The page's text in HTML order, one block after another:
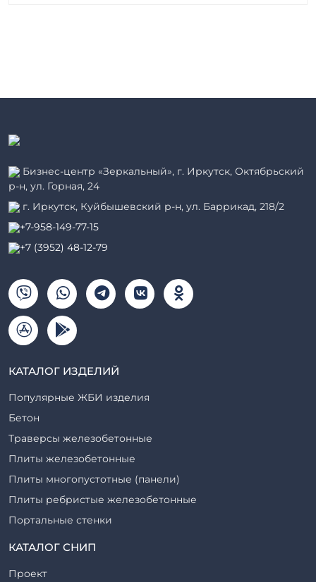
Бизнес-центр «Зеркальный», г. Иркутск, Октябрьский
р-н, ул. Горная, 24
г. Иркутск, Куйбышевский р-н, ул. Баррикад, 218/2
+7-958-149-77-15
+7 (3952) 48-12-79
КАТАЛОГ ИЗДЕЛИЙ
Популярные ЖБИ изделия
Бетон
Траверсы железобетонные
Плиты железобетонные
Плиты многопустотные (панели)
Плиты ребристые железобетонные
Портальные стенки
Прогоны железобетонные
КАТАЛОГ СНИП
Проект